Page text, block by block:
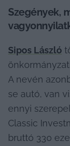
Szegények,
Sipos László
A nevén
se autó, van
ennyi
Classic
bruttó 330